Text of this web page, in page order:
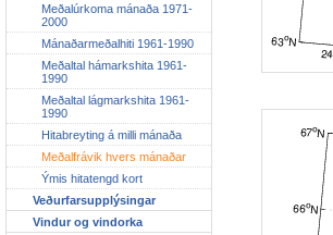
Meðalúrkoma mánaða 1971-
2000
Mánaðarmeðalhiti 1961-1990
Meðaltal hámarkshita 1961-
1990
Meðaltal lágmarkshita 1961-
1990
Hitabreyting á milli mánaða
Meðalfrávik hvers mánaðar
Ýmis hitatengd kort
Veðurfarsupplýsingar
Vindur og vindorka